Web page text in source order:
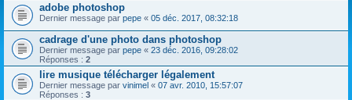
adobe photoshop
Dernier message par pepe « 05 déc. 2017, 08:32:18
cadrage d'une photo dans photoshop
Dernier message par pepe « 23 déc. 2016, 09:28:02
Réponses : 2
lire musique télécharger légalement
Dernier message par vinimel « 07 avr. 2010, 15:57:07
Réponses : 3